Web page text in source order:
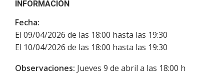
INFORMACIÓN
Fecha:
El 09/04/2026 de las 18:00 hasta las 19:30
El 10/04/2026 de las 18:00 hasta las 19:30
Observaciones: Jueves 9 de abril a las 18:00 h